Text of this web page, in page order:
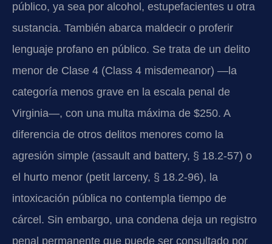
público, ya sea por alcohol, estupefacientes u otra
sustancia. También abarca maldecir o proferir
lenguaje profano en público. Se trata de un delito
menor de Clase 4 (Class 4 misdemeanor) —la
categoría menos grave en la escala penal de
Virginia—, con una multa máxima de $250. A
diferencia de otros delitos menores como la
agresión simple (assault and battery, § 18.2-57) o
el hurto menor (petit larceny, § 18.2-96), la
intoxicación pública no contempla tiempo de
cárcel. Sin embargo, una condena deja un registro
penal permanente que puede ser consultado por